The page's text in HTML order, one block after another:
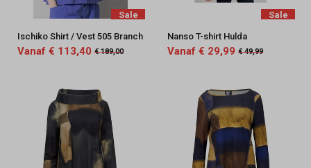
Sale
Ischiko Shirt / Vest 505 Branch
Vanaf € 113,40 € 189,00
Sale
Nanso T-shirt Hulda
Vanaf € 29,99 € 49,99